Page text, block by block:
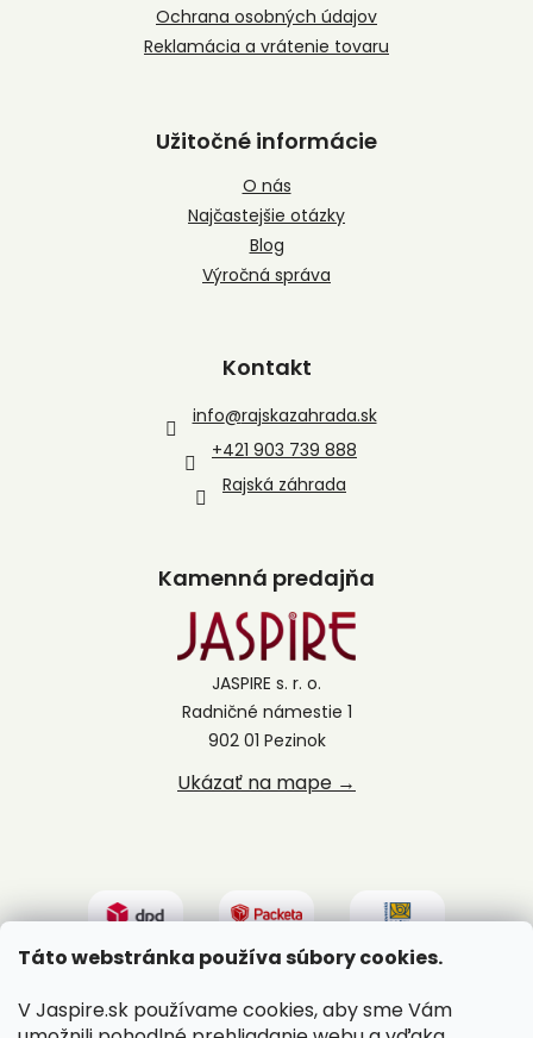
Táto webstránka používa súbory cookies.
V Jaspire.sk používame cookies, aby sme Vám
Ochrana osobných údajov
Reklamácia a vrátenie tovaru
Užitočné informácie
O nás
Najčastejšie otázky
Blog
Výročná správa
Kontakt
info@rajskazahrada.sk
+421 903 739 888
Rajská záhrada
Kamenná predajňa
JASPIRE s. r. o.
Radničné námestie 1
902 01 Pezinok
Ukázať na mape →